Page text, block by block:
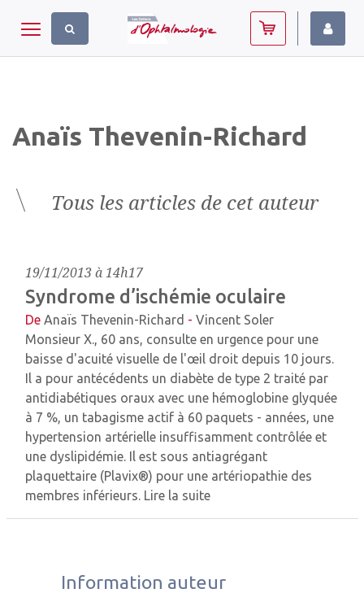
Toggle navigation
Anaïs Thevenin-Richard
Tous les articles de cet auteur
19/11/2013 à 14h17
Syndrome d’ischémie oculaire
De Anaïs Thevenin-Richard - Vincent Soler
Monsieur X., 60 ans, consulte en urgence pour une
baisse d'acuité visuelle de l'œil droit depuis 10 jours.
Il a pour antécédents un diabète de type 2 traité par
antidiabétiques oraux avec une hémoglobine glyquée
à 7 %, un tabagisme actif à 60 paquets - années, une
hypertension artérielle insuffisamment contrôlée et
une dyslipidémie. Il est sous antiagrégant
plaquettaire (Plavix®) pour une artériopathie des
membres inférieurs. Lire la suite
Information auteur
Panneau de gestion des cookies